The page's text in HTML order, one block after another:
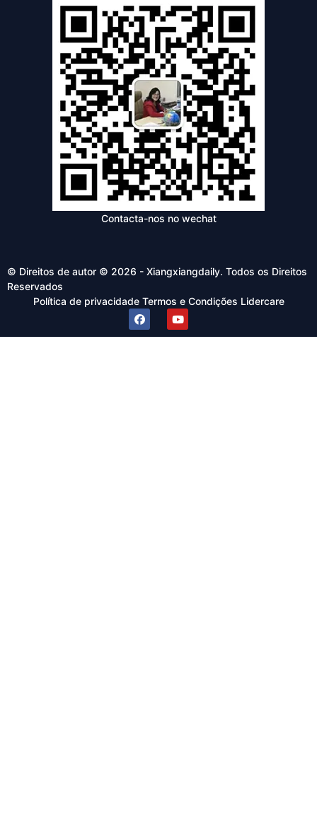
Contacta-nos no wechat
© Direitos de autor © 2026 - Xiangxiangdaily. Todos os Direitos
Reservados
Política de privacidade Termos e Condições Lidercare